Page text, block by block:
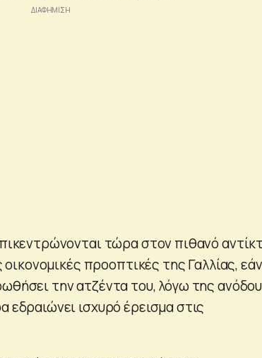
τώρα στον πιθανό
οικονομικές προοπτικές της Γαλλίας,
την ατζέντα του, λόγω της ανόδου
ισχυρό έρεισμα στις